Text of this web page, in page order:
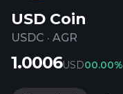
USD Coin
USDC · AGR
1.0006USD00.00%